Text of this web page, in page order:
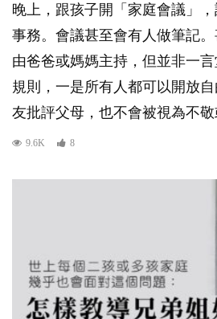
晚上，跟孩子開「家庭會議」
事務。會議甚至會有人做筆記
由爸爸或媽媽主持，但並非一
規則，一是所有人都可以開放
友批評父母，也不會被視為不
9.6K 8